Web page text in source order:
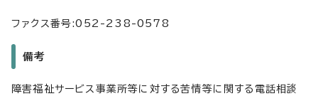
ファクス番号:052-238-0578
備考
障害福祉サービス事業所等に対する苦情等に関する電話相談